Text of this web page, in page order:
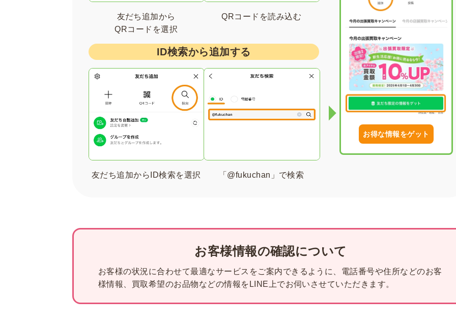
友だち追加から
QRコードを選択
QRコードを読み込む
ID検索から追加する
友だち追加からID検索を選択 「@fukuchan」で検索
お得な情報をゲット
お客様情報の確認について
お客様の状況に合わせて最適なサービスをご案内できるように、電話番号や住所などのお客
様情報、買取希望のお品物などの情報をLINE上でお伺いさせていただきます。